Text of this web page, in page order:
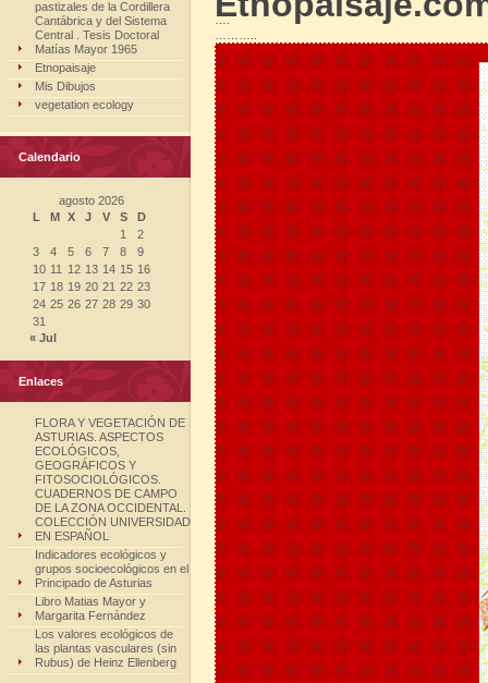
pastizales de la Cordillera
Cantábrica y del Sistema
Central . Tesis Doctoral
Matías Mayor 1965
Etnopaisaje
Mis Dibujos
vegetation ecology
Calendario
agosto 2026
L
M X J V S
D
1
2
3
4 5 6 7 8
9
10 11 12 13 14 15 16
17 18 19 20 21 22 23
24 25 26 27 28 29 30
31
« Jul
Enlaces
FLORA Y VEGETACIÓN DE
ASTURIAS. ASPECTOS
ECOLÓGICOS,
GEOGRÁFICOS Y
FITOSOCIOLÓGICOS.
CUADERNOS DE CAMPO
DE LA ZONA OCCIDENTAL.
COLECCIÓN UNIVERSIDAD
EN ESPAÑOL
Indicadores ecológicos y
grupos socioecológicos en el
Principado de Asturias
Libro Matias Mayor y
Margarita Fernández
Los valores ecológicos de
las plantas vasculares (sin
Rubus) de Heinz Ellenberg
….